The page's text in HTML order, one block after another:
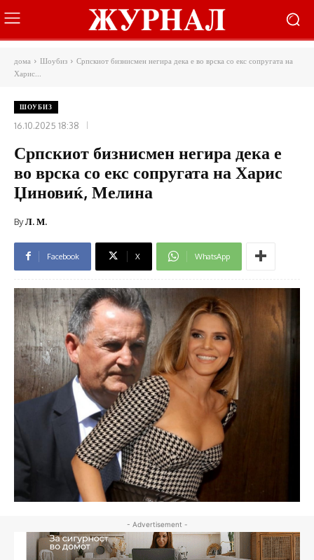
дома Шоубиз
Српскиот бизнисмен негира дека е во врска со екс сопругата на
Харис...
ШОУБИЗ
16.10.2025 18:38
Српскиот бизнисмен негира дека е
во врска со екс сопругата на Харис
Џиновиќ, Мелина
ByЛ. М.
Facebook X WhatsApp
- Advertisement -